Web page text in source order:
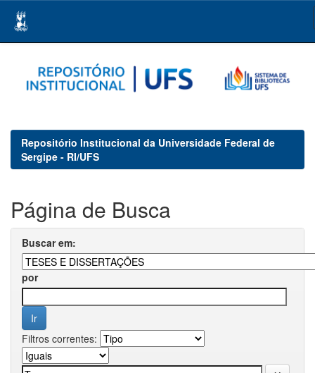
navigation
Repositório Institucional da Universidade Federal de
Sergipe - RI/UFS
Página de Busca
Buscar em:
por
Filtros correntes: